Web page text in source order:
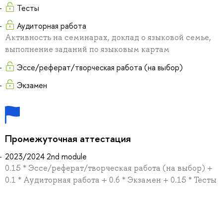
Тесты
Аудиторная работа
Активность на семинарах, доклад о языковой семье,
выполнение заданий по языковым картам
Эссе/реферат/творческая работа (на выбор)
Экзамен
Промежуточная аттестация
2023/2024 2nd module
0.15 * Эссе/реферат/творческая работа (на выбор) +
0.1 * Аудиторная работа + 0.6 * Экзамен + 0.15 * Тесты